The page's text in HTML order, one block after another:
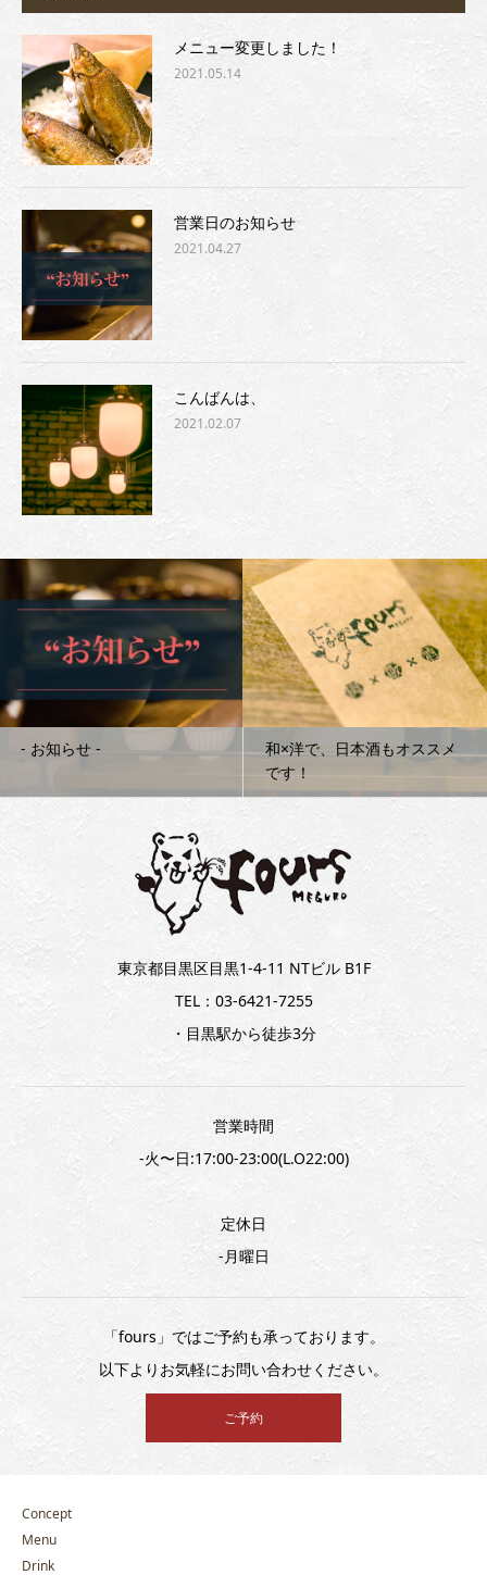
メニュー変更しました！
2021.05.14
営業日のお知らせ
2021.04.27
こんばんは、
2021.02.07
‐ お知らせ ‐
和×洋で、日本酒もオススメ
です！
東京都目黒区目黒1-4-11 NTビル B1F
TEL：03-6421-7255
・目黒駅から徒歩3分
営業時間
-火〜日:17:00-23:00(L.O22:00)
定休日
-月曜日
「fours」ではご予約も承っております。
以下よりお気軽にお問い合わせください。
ご予約
Concept
Menu
Drink